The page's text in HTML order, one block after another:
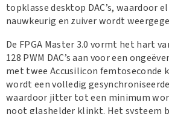
topklasse desktop DAC’s, waardoor
nauwkeurig en zuiver wordt
De FPGA Master 3.0 vormt het hart
128 PWM DAC’s aan voor een
met twee Accusilicon
wordt een volledig
waardoor jitter tot een minimum
noot glashelder klinkt. Het systeem